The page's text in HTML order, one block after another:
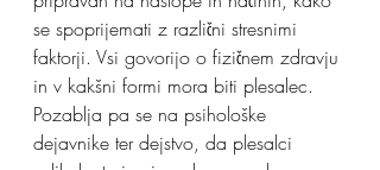
se spoprijemati z različni stresnimi
faktorji. Vsi govorijo o fizičnem zdravju
in v kakšni formi mora biti plesalec.
Pozablja pa se na psihološke
dejavnike ter dejstvo, da plesalci